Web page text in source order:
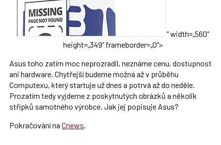
" width=„560“
height=„349“ frameborder=„0“>
Asus toho zatím moc neprozradil, neznáme cenu, dostupnost
ani hardware. Chytřejší budeme možná až v průběhu
Computexu, který startuje už dnes a potrvá až do neděle.
Prozatím tedy vyjdeme z poskytnutých obrázků a několik
střípků samotného výrobce. Jak jej popisuje Asus?
Pokračování na Cnews.